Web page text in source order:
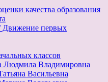
качества образования
Движение первых
классов
Людмила Владимировна
Васильевна